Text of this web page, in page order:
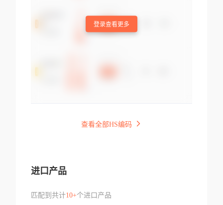
登录查看更多
查看全部HS编码
进口产品
匹配到共计10+个进口产品